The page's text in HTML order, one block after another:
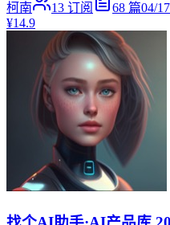
柯南 13 订阅 68 篇04/17
¥14.9